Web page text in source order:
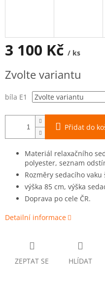
3 100 Kč / ks
cena:
Zvolte variantu
bíla E1
Přidat do
Materiál relaxačního
polyester, seznam
Rozměry sedacího vaku
výška 85 cm, výška
Doprava po cele ČR.
Detailní informace
ZEPTAT SE HLÍDAT